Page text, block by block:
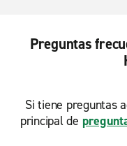
Preguntas
Si tiene preguntas
principal de